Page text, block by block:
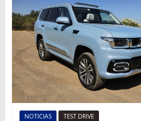
mundo
del
transporte
NOTICIAS TEST DRIVE